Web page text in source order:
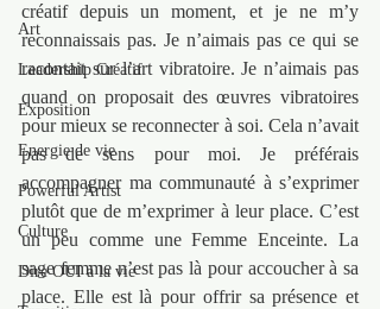
Art
Leadership Créatif
Exposition
Energie de vie
Powerful Artist
Culture
Dire OUI à la vie
créatif depuis un moment, et je ne m’y
reconnaissais pas. Je n’aimais pas ce qui se
racontait sur l’art vibratoire. Je n’aimais pas
quand on proposait des œuvres vibratoires
pour mieux se reconnecter à soi. Cela n’avait
pas de sens pour moi. Je préférais
accompagner ma communauté à s’exprimer
plutôt que de m’exprimer à leur place. C’est
un peu comme une Femme Enceinte. La
sage femme n’est pas là pour accoucher à sa
place. Elle est là pour offrir sa présence et